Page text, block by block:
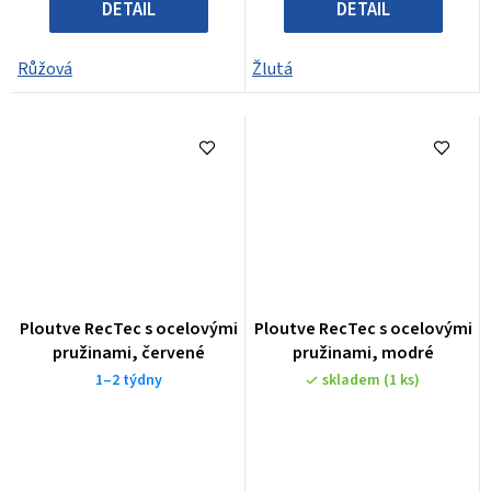
DETAIL
Růžová
DETAIL
Žlutá
Ploutve RecTec s ocelovými
pružinami, červené
1–2 týdny
Ploutve RecTec s ocelovými
pružinami, modré
skladem (1 ks)